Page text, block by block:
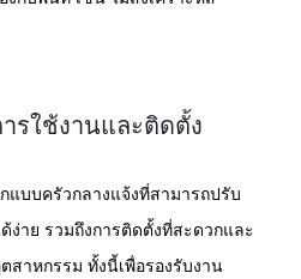
รใช้งานและติดตั้ง
แบบครัวกลางแจ้งที่สามารถปรับ
ง่าย รวมถึงการติดตั้งที่สะดวกและ
สาหกรรม ทั้งนี้เพื่อรองรับงาน